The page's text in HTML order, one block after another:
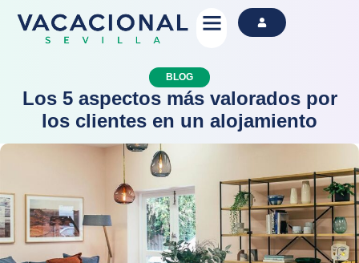
BLOG
Los 5 aspectos más valorados por
los clientes en un alojamiento